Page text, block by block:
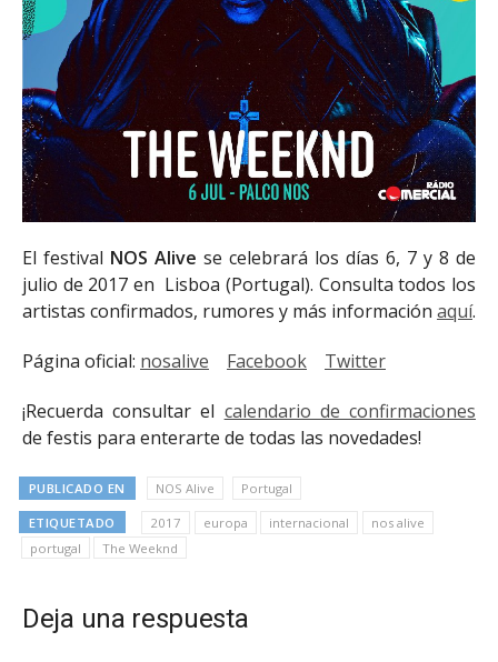
El festival NOS Alive se celebrará los días 6, 7 y 8 de
julio de 2017 en Lisboa (Portugal). Consulta todos los
artistas confirmados, rumores y más información aquí.
Página oficial: nosalive Facebook Twitter
¡Recuerda consultar el calendario de confirmaciones
de festis para enterarte de todas las novedades!
PUBLICADO EN NOS Alive Portugal
ETIQUETADO 2017 europa internacional
nos alive
portugal
The Weeknd
Deja una respuesta